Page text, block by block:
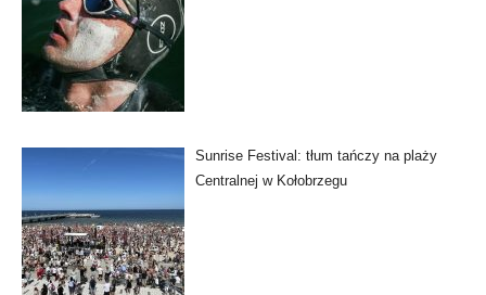
Sunrise Festival: tłum tańczy na plaży
Centralnej w Kołobrzegu